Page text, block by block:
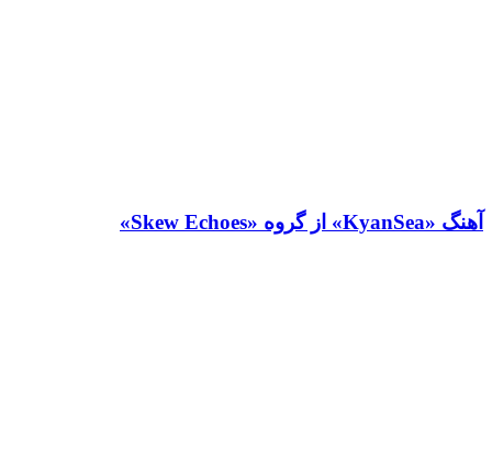
آهنگ «KyanSea» از گروه «Skew Echoes»